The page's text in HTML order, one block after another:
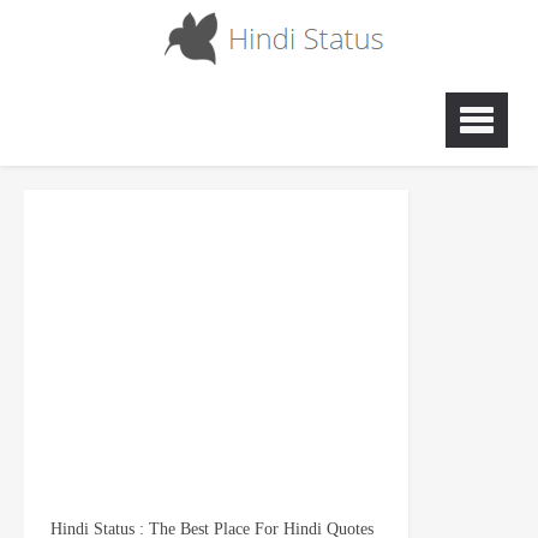
Hindi Status : The Best Place For Hindi Quotes